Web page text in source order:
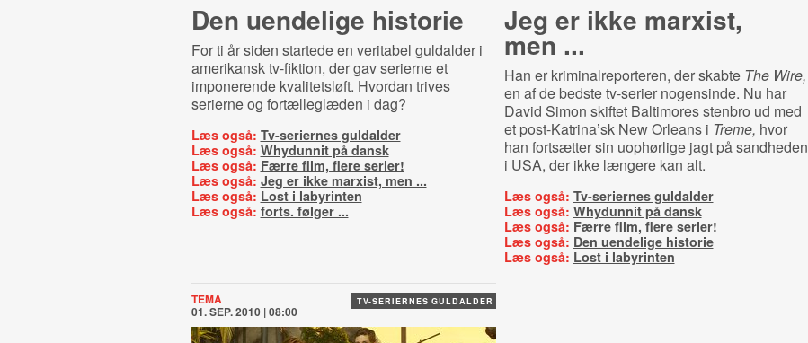
Den uendelige historie
For ti år siden startede en veritabel guldalder i
amerikansk tv-fiktion, der gav serierne et
imponerende kvalitetsløft. Hvordan trives
serierne og fortælleglæden i dag?
Læs også: Tv-seriernes guldalder
Læs også: Whydunnit på dansk
Læs også: Færre film, flere serier!
Læs også: Jeg er ikke marxist, men ...
Læs også: Lost i labyrinten
Læs også: forts. følger ...
Jeg er ikke marxist,
men ...
Han er kriminalreporteren, der skabte The Wire,
en af de bedste tv-serier nogensinde. Nu har
David Simon skiftet Baltimores stenbro ud med
et post-Katrina’sk New Orleans i Treme, hvor
han fortsætter sin uophørlige jagt på sandheden
i USA, der ikke længere kan alt.
Læs også: Tv-seriernes guldalder
Læs også: Whydunnit på dansk
Læs også: Færre film, flere serier!
Læs også: Den uendelige historie
Læs også: Lost i labyrinten
TV-SERIERNES GULDALDER
TEMA
01. SEP. 2010 | 08:00